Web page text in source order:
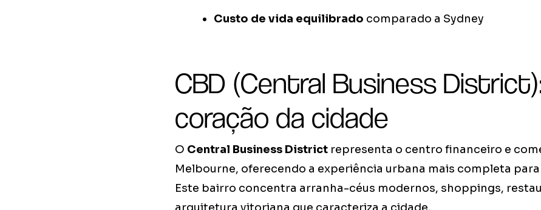
Custo de vida equilibrado comparado a Sydney
CBD (Central Business
coração da cidade
O Central Business District representa o centro financeiro e
Melbourne, oferecendo a experiência urbana mais completa
Este bairro concentra arranha-céus modernos, shoppings,